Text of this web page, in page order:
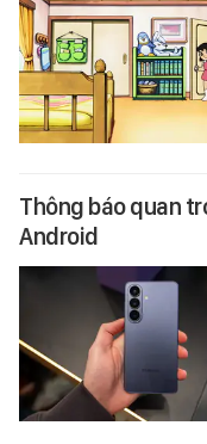
Thông báo quan
Android